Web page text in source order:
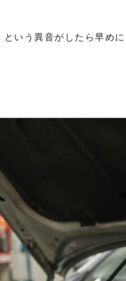
いう異音がしたら早めに